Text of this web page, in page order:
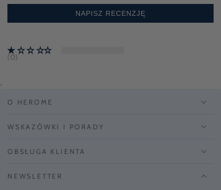
NAPISZ RECENZJĘ
(0)
.
O HEROME
WSKAZÓWKI I PORADY
OBSŁUGA KLIENTA
NEWSLETTER